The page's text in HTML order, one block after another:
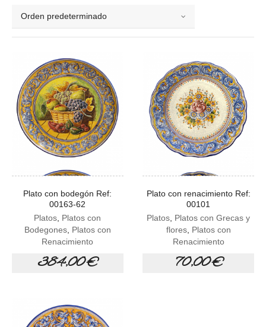
Orden predeterminado
Plato con bodegón Ref:
00163-62
Platos, Platos con
Bodegones, Platos con
Renacimiento
384,00 €
Plato con renacimiento Ref:
00101
Platos, Platos con Grecas y
flores, Platos con
Renacimiento
70,00 €